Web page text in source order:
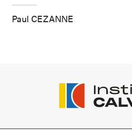
Paul CEZANNE